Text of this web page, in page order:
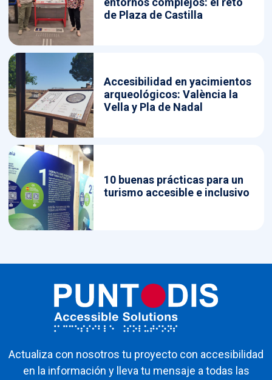
de Plaza de Castilla
Accesibilidad en yacimientos
arqueológicos: València la
Vella y Pla de Nadal
10 buenas prácticas para un
turismo accesible e inclusivo
Actualiza con nosotros tu proyecto con accesibilidad
en la información y lleva tu mensaje a todas las